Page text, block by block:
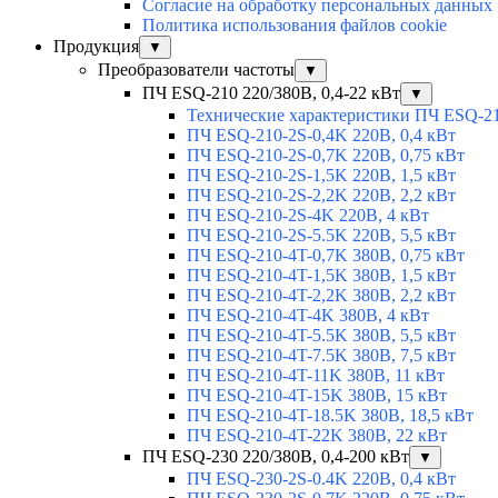
Согласие на обработку персональных данных
Политика использования файлов cookie
Продукция
▼
Преобразователи частоты ▼
ПЧ ESQ-210 220/380В, 0,4-22 кВт ▼
Технические характеристики ПЧ ESQ-
ПЧ ESQ-210-2S-0,4K 220В, 0,4 кВт
ПЧ ESQ-210-2S-0,7K 220В, 0,75 кВт
ПЧ ESQ-210-2S-1,5K 220В, 1,5 кВт
ПЧ ESQ-210-2S-2,2K 220В, 2,2 кВт
ПЧ ESQ-210-2S-4K 220В, 4 кВт
ПЧ ESQ-210-2S-5.5K 220В, 5,5 кВт
ПЧ ESQ-210-4T-0,7K 380В, 0,75 кВт
ПЧ ESQ-210-4T-1,5K 380В, 1,5 кВт
ПЧ ESQ-210-4T-2,2K 380В, 2,2 кВт
ПЧ ESQ-210-4T-4K 380В, 4 кВт
ПЧ ESQ-210-4T-5.5K 380В, 5,5 кВт
ПЧ ESQ-210-4T-7.5K 380В, 7,5 кВт
ПЧ ESQ-210-4T-11K 380В, 11 кВт
ПЧ ESQ-210-4T-15K 380В, 15 кВт
ПЧ ESQ-210-4T-18.5K 380В, 18,5 кВт
ПЧ ESQ-210-4T-22K 380В, 22 кВт
ПЧ ESQ-230 220/380В, 0,4-200 кВт
▼
ПЧ ESQ-230-2S-0.4K 220В, 0,4 кВт